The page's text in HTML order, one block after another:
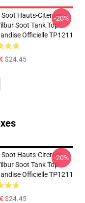
Soot Hauts-Citernes -
Soot Tank Top
Officielle TP1211
$24.45
-20%
Soot Hauts-Citernes -
Soot Tank Top
Officielle TP1211
$24.45
-20%